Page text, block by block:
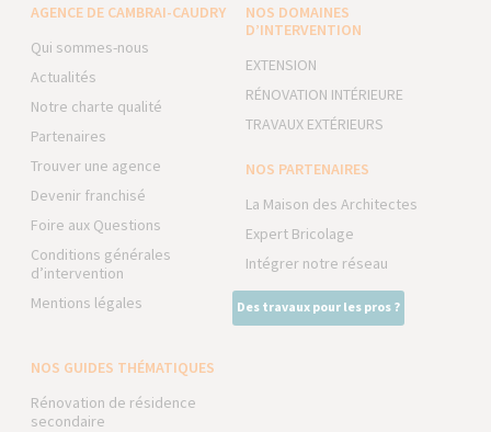
AGENCE DE CAMBRAI-CAUDRY
Qui sommes-nous
Actualités
Notre charte qualité
Partenaires
Trouver une agence
Devenir franchisé
Foire aux Questions
Conditions générales
d’intervention
Mentions légales
NOS DOMAINES
D’INTERVENTION
EXTENSION
RÉNOVATION INTÉRIEURE
TRAVAUX EXTÉRIEURS
NOS PARTENAIRES
La Maison des Architectes
Expert Bricolage
Intégrer notre réseau
Des travaux pour les pros ?
NOS GUIDES THÉMATIQUES
Rénovation de résidence
secondaire